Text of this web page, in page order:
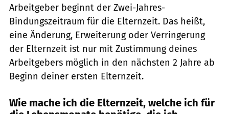
Arbeitgeber beginnt der Zwei-Jahres-
Bindungszeitraum für die Elternzeit. Das heißt,
eine Änderung, Erweiterung oder Verringerung
der Elternzeit ist nur mit Zustimmung deines
Arbeitgebers möglich in den nächsten 2 Jahre ab
Beginn deiner ersten Elternzeit.
Wie mache ich die Elternzeit, welche ich für